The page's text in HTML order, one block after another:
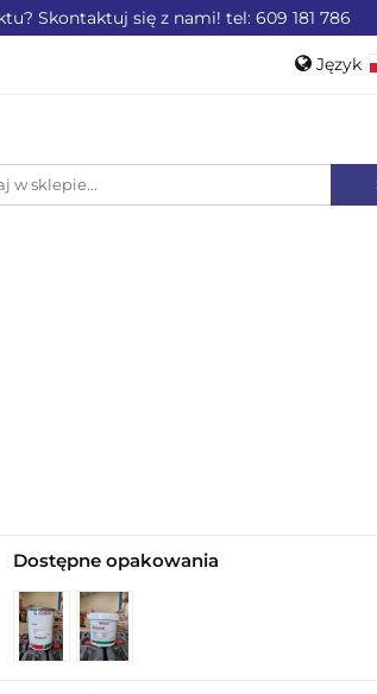
Skontaktuj się z nami! tel: 609 181 786
Język
DLA LOTNICTWA OFERTA
Dostępne opakowania